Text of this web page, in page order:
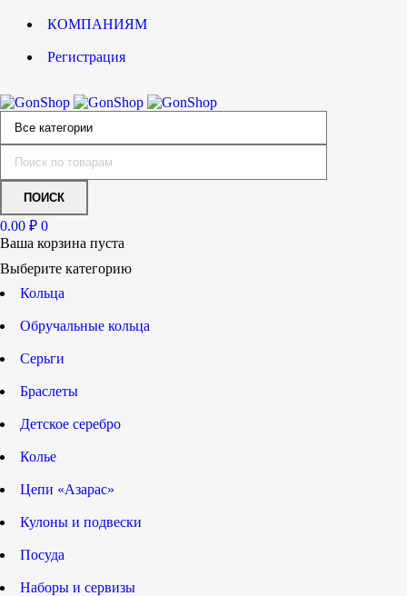
КОМПАНИЯМ
Регистрация
0.00 ₽ 0
Ваша корзина пуста
Выберите категорию
Кольца
Обручальные кольца
Серьги
Браслеты
Детское серебро
Колье
Цепи «Азарас»
Кулоны и подвески
Посуда
Наборы и сервизы